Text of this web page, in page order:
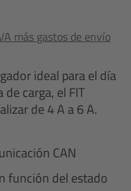
más gastos de envío
ideal para el día
carga, el FIT
de 4 A a 6 A.
CAN
función del estado